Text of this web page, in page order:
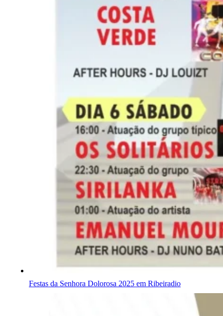
Festas da Senhora Dolorosa 2025 em Ribeiradio